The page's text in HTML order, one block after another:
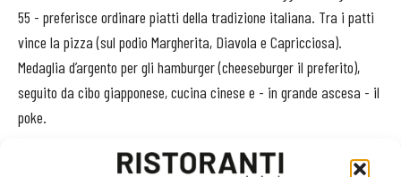
55 - preferisce ordinare piatti della tradizione italiana. Tra i patti
vince la pizza (sul podio Margherita, Diavola e Capricciosa).
Medaglia d’argento per gli hamburger (cheeseburger il preferito),
seguito da cibo giapponese, cucina cinese e - in grande ascesa - il
poke.
Servizio essenziale